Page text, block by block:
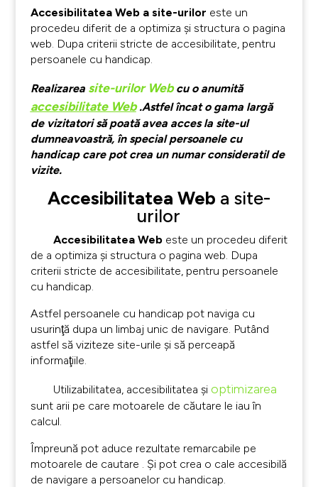
Accesibilitatea Web a site-urilor este un
procedeu diferit de a optimiza şi structura o pagina
web. Dupa criterii stricte de accesibilitate, pentru
persoanele cu handicap.
Realizarea site-urilor Webcu o anumită
accesibilitate Web.Astfel încat o gama largă
de vizitatori să poată avea acces la site-ul
dumneavoastră, în special persoanele cu
handicap care pot crea un numar consideratil de
vizite.
Accesibilitatea Web a site-
urilor
Accesibilitatea Webeste un procedeu diferit
de a optimiza şi structura o pagina web. Dupa
criterii stricte de accesibilitate, pentru persoanele
cu handicap.
Astfel persoanele cu handicap pot naviga cu
usurinţă dupa un limbaj unic de navigare. Putând
astfel să viziteze site-urile şi să perceapă
informaţiile.
Utilizabilitatea, accesibilitatea şi optimizarea
sunt arii pe care motoarele de căutare le iau în
calcul.
Împreună pot aduce rezultate remarcabile pe
motoarele de cautare . Și pot crea o cale accesibilă
de navigare a persoanelor cu handicap.